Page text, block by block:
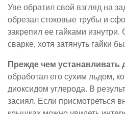
Уве обратил свой взгляд на
обрезал стоковые трубы и
закрепил ее гайками изнутри.
сварке, хотя затянуть гайки
Прежде чем устанавливать
обработал его сухим льдом,
диоксидом углерода. В
засиял. Если присмотреться